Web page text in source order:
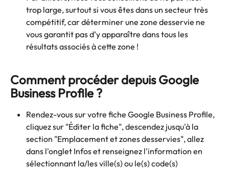
trop large, surtout si vous êtes dans un secteur très
compétitif, car déterminer une zone desservie ne
vous garantit pas d’y apparaître dans tous les
résultats associés à cette zone !
Comment procéder depuis Google
Business Profile ?
Rendez-vous sur votre fiche Google Business Profile,
cliquez sur "Éditer la fiche", descendez jusqu'à la
section "Emplacement et zones desservies", allez
dans l'onglet Infos et renseignez l'information en
sélectionnant la/les ville(s) ou le(s) code(s)